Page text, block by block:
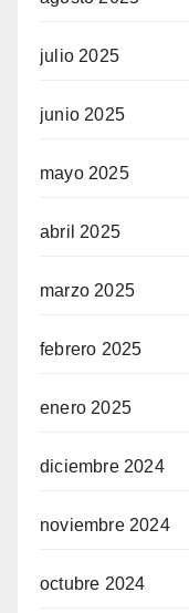
julio 2025
junio 2025
mayo 2025
abril 2025
marzo 2025
febrero 2025
enero 2025
diciembre 2024
noviembre 2024
octubre 2024